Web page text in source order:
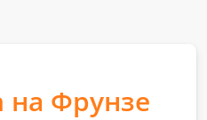
на Фрунзе